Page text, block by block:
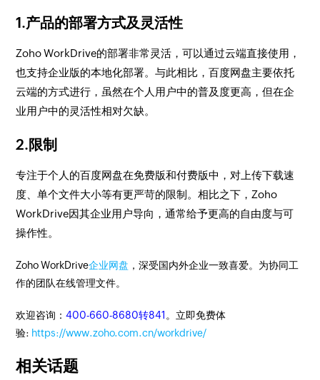
1.产品的部署方式及灵活性
Zoho WorkDrive的部署非常灵活，可以通过云端直接使用，
也支持企业版的本地化部署。与此相比，百度网盘主要依托
云端的方式进行，虽然在个人用户中的普及度更高，但在企
业用户中的灵活性相对欠缺。
2.限制
专注于个人的百度网盘在免费版和付费版中，对上传下载速
度、单个文件大小等有更严苛的限制。相比之下，Zoho
WorkDrive因其企业用户导向，通常给予更高的自由度与可
操作性。
Zoho WorkDrive企业网盘 ，深受国内外企业一致喜爱。为协同工
作的团队在线管理文件。
欢迎咨询：400-660-8680转841 。立即免费体
验: https://www.zoho.com.cn/workdrive/
相关话题